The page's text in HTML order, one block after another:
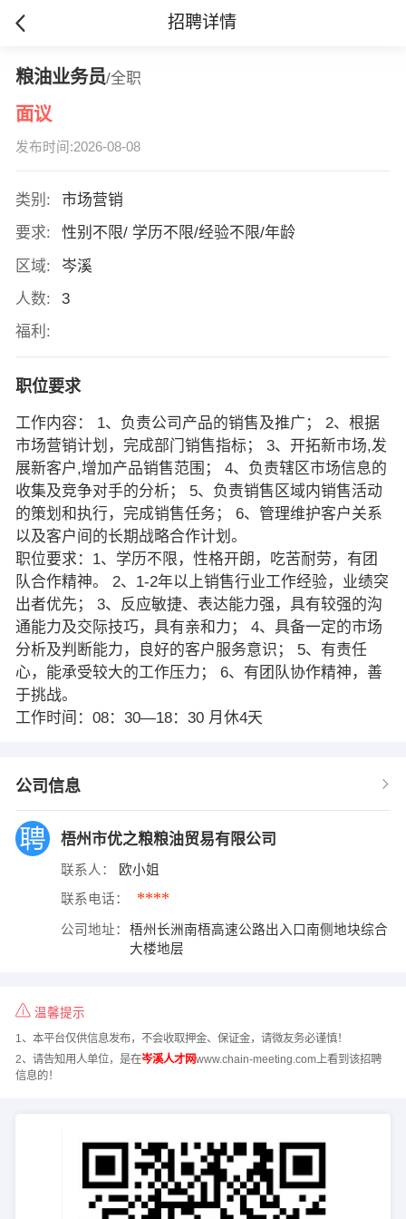
招聘详情
粮油业务员/全职
面议
发布时间:2026-08-08
类别:
市场营销
要求:
性别不限/ 学历不限/经验不限/年龄
区域:
岑溪
人数:
3
福利:
职位要求
工作内容： 1、负责公司产品的销售及推广； 2、根据
市场营销计划，完成部门销售指标； 3、开拓新市场,发
展新客户,增加产品销售范围； 4、负责辖区市场信息的
收集及竞争对手的分析； 5、负责销售区域内销售活动
的策划和执行，完成销售任务； 6、管理维护客户关系
以及客户间的长期战略合作计划。
职位要求：1、学历不限，性格开朗，吃苦耐劳，有团
队合作精神。 2、1-2年以上销售行业工作经验，业绩突
出者优先； 3、反应敏捷、表达能力强，具有较强的沟
通能力及交际技巧，具有亲和力； 4、具备一定的市场
分析及判断能力，良好的客户服务意识； 5、有责任
心，能承受较大的工作压力； 6、有团队协作精神，善
于挑战。
工作时间：08：30—18：30 月休4天
公司信息
梧州市优之粮粮油贸易有限公司
联系人： 欧小姐
联系电话： ****
公司地址：
梧州长洲南梧高速公路出入口南侧地块综合
大楼地层
温馨提示
1、本平台仅供信息发布，不会收取押金、保证金，请微友务必谨慎！
2、请告知用人单位，是在岑溪人才网www.chain-meeting.com上看到该招聘
信息的！